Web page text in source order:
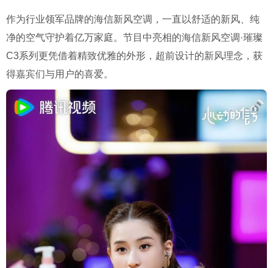
作为行业领军品牌的海信新风空调，一直以舒适的新风、纯
净的空气守护着亿万家庭。节目中亮相的海信新风空调·璀璨
C3系列更凭借着精致优雅的外形，超前设计的新风理念，获
得嘉宾们与用户的喜爱。